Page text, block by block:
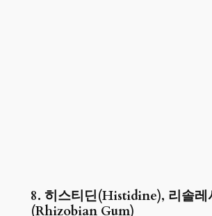
8. 히스티딘(Histidine), 리솔레
(Rhizobian Gum)